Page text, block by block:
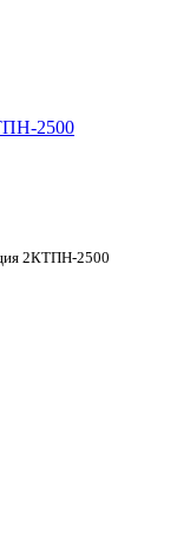
2КТПН-2500